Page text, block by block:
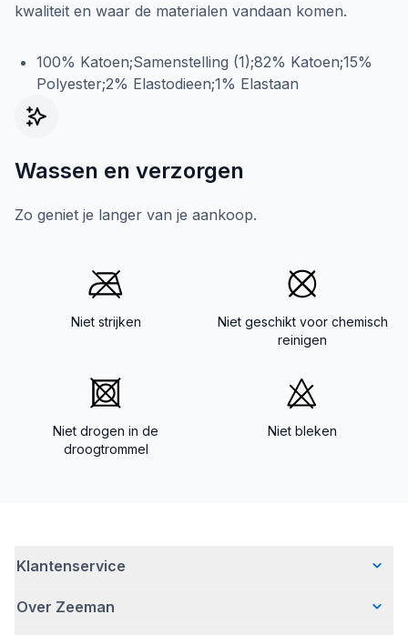
kwaliteit en waar de materialen vandaan komen.
100% Katoen;Samenstelling (1);82% Katoen;15%
Polyester;2% Elastodieen;1% Elastaan
Wassen en verzorgen
Zo geniet je langer van je aankoop.
Niet strijken
Niet geschikt voor chemisch
reinigen
Niet drogen in de
droogtrommel
Niet bleken
Klantenservice
Veelgestelde vragen
Over Zeeman